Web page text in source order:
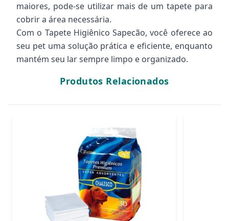
maiores, pode-se utilizar mais de um tapete para
cobrir a área necessária.
Com o Tapete Higiênico Sapecão, você oferece ao
seu pet uma solução prática e eficiente, enquanto
mantém seu lar sempre limpo e organizado.
Produtos Relacionados